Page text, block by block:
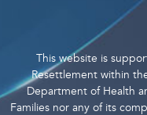
This website is
Resettlement within
Department of Health
Families nor any of its